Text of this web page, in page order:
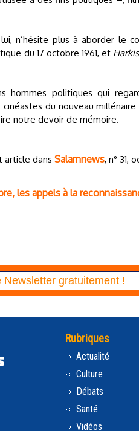
n’hésite plus à aborder le
du 17 octobre 1961, et
hommes politiques qui
du nouveau
notre devoir de mémoire.
article dans Salamnews, n° 31,
les appels à la
Rubriques
Actualité
Culture
Débats
Santé
Vidéos